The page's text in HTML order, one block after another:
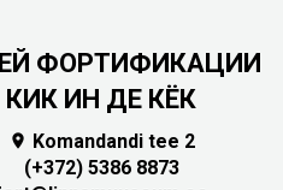
ФОРТИФИКАЦИИ
КИК ИН ДЕ КЁК
 Komandandi tee 2
(+372) 5386 8873